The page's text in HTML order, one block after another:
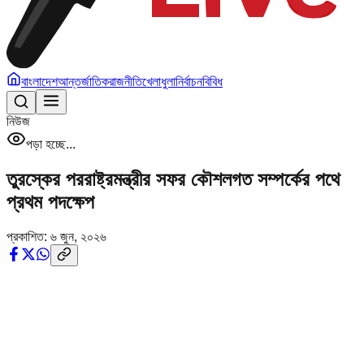
বাংলাদেশআন্তর্জাতিকরাজনীতিখেলাধুলানির্বাচনবিবিধ
নিউজ
পড়া হচ্ছে...
তুরস্কের পররাষ্ট্রমন্ত্রীর সফর কৌশলগত সম্পর্কের পথে
প্রথম পদক্ষেপ
প্রকাশিত: ৬ জুন, ২০২৬